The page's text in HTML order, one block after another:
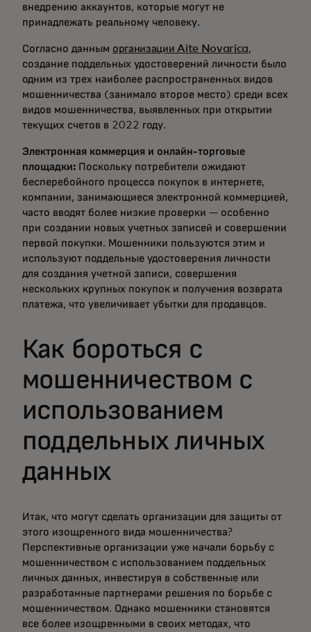
внедрению аккаунтов, которые могут не
принадлежать реальному человеку.
Согласно данным организации Aite Novarica,
создание поддельных удостоверений личности было
одним из трех наиболее распространенных видов
мошенничества (занимало второе место) среди всех
видов мошенничества, выявленных при открытии
текущих счетов в 2022 году.
Электронная коммерция и онлайн-торговые
площадки: Поскольку потребители ожидают
бесперебойного процесса покупок в интернете,
компании, занимающиеся электронной коммерцией,
часто вводят более низкие проверки — особенно
при создании новых учетных записей и совершении
первой покупки. Мошенники пользуются этим и
используют поддельные удостоверения личности
для создания учетной записи, совершения
нескольких крупных покупок и получения возврата
платежа, что увеличивает убытки для продавцов.
Как бороться с
мошенничеством с
использованием
поддельных личных
данных
Итак, что могут сделать организации для защиты от
этого изощренного вида мошенничества?
Перспективные организации уже начали борьбу с
мошенничеством с использованием поддельных
личных данных, инвестируя в собственные или
разработанные партнерами решения по борьбе с
мошенничеством. Однако мошенники становятся
все более изощренными в своих методах, что